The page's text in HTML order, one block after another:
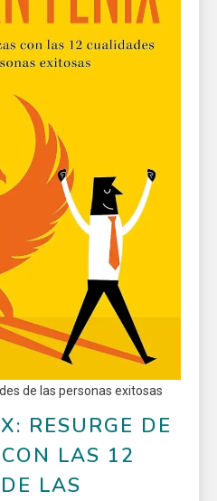
de las personas exitosas
RESURGE DE
LAS 12
LAS